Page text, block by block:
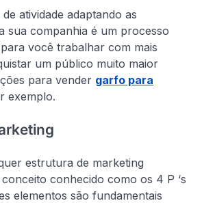
atividade adaptando as
sua companhia é um processo
você trabalhar com mais
um público muito maior
para vender garfo para
exemplo.
estrutura de marketing
conhecido como os 4 P ‘s
elementos são fundamentais